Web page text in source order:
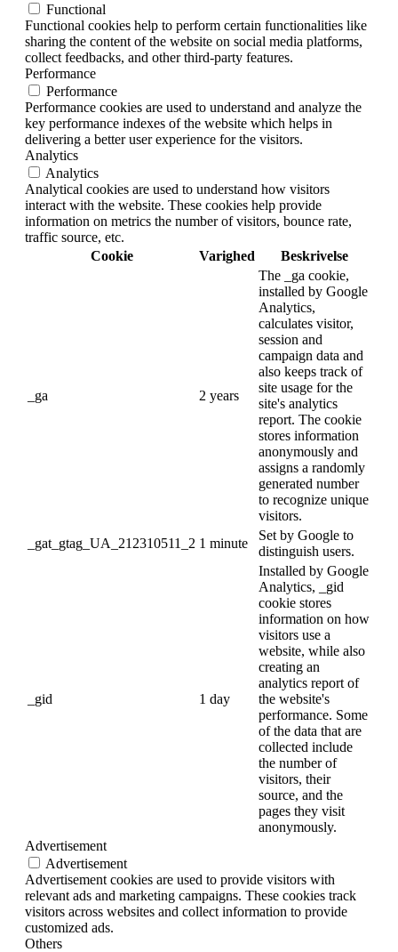
Functional
Functional cookies help to perform certain functionalities like
sharing the content of the website on social media platforms,
collect feedbacks, and other third-party features.
Performance
Performance
Performance cookies are used to understand and analyze the
key performance indexes of the website which helps in
delivering a better user experience for the visitors.
Analytics
Analytics
Analytical cookies are used to understand how visitors
interact with the website. These cookies help provide
information on metrics the number of visitors, bounce rate,
traffic source, etc.
Cookie
Varighed Beskrivelse
_ga 2 years
The _ga cookie,
installed by Google
Analytics,
calculates visitor,
session and
campaign data and
also keeps track of
site usage for the
site's analytics
report. The cookie
stores information
anonymously and
assigns a randomly
generated number
to recognize unique
visitors.
_gat_gtag_UA_212310511_2 1 minute
Set by Google to
distinguish users.
_gid 1 day
Installed by Google
Analytics, _gid
cookie stores
information on how
visitors use a
website, while also
creating an
analytics report of
the website's
performance. Some
of the data that are
collected include
the number of
visitors, their
source, and the
pages they visit
anonymously.
Advertisement
Advertisement
Advertisement cookies are used to provide visitors with
relevant ads and marketing campaigns. These cookies track
visitors across websites and collect information to provide
customized ads.
Others